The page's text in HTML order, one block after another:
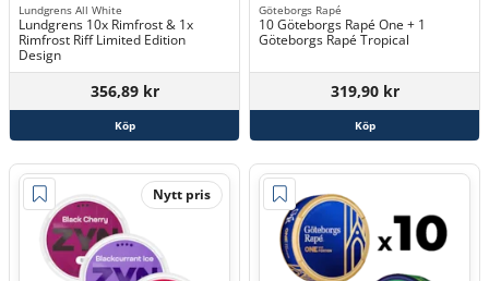
Lundgrens All White
Lundgrens 10x Rimfrost & 1x
Rimfrost Riff Limited Edition
Design
356,89 kr
Köp
Göteborgs Rapé
10 Göteborgs Rapé One + 1
Göteborgs Rapé Tropical
319,90 kr
Köp
Nytt pris